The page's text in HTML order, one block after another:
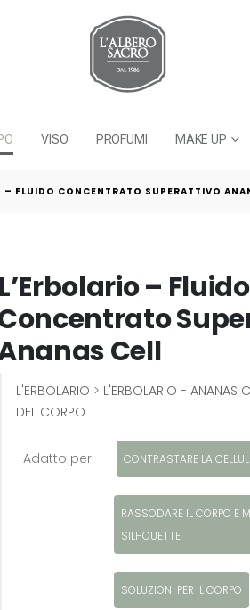
VISO PROFUMI MAKE UP
– FLUIDO CONCENTRATO SUPERATTIVO
L’Erbolario – Fluido
Cell
L'ERBOLARIO > L'ERBOLARIO - ANANAS
DEL CORPO
Adatto per CONTRASTARE LA
RASSODARE IL CORPO E
SILHOUETTE
SOLUZIONI PER IL CORPO